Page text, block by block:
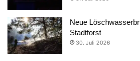
Neue
Stadtforst
30. Juli 2026